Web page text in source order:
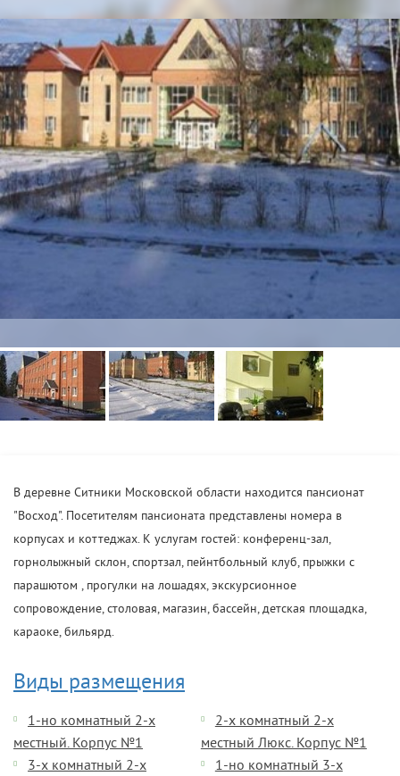
В деревне Ситники Московской области находится пансионат
"Восход". Посетителям пансионата представлены номера в
корпусах и коттеджах. К услугам гостей: конференц-зал,
горнолыжный склон, спортзал, пейнтбольный клуб, прыжки с
парашютом , прогулки на лошадях, экскурсионное
сопровождение, столовая, магазин, бассейн, детская площадка,
караоке, бильярд.
Виды размещения
1-но комнатный 2-х
местный. Корпус №1
2-х комнатный 2-х
местный Люкс. Корпус №1
3-х комнатный 2-х
1-но комнатный 3-х